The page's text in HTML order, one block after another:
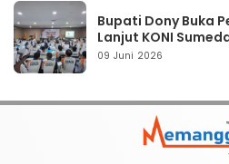
Bupati Dony Buka
Lanjut KONI
09 Juni 2026